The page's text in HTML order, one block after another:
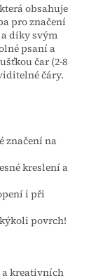
obsahuje
pro značení
díky svým
psaní a
čar (2-8
čáry.
značení na
kreslení a
i při
povrch!
a kreativních